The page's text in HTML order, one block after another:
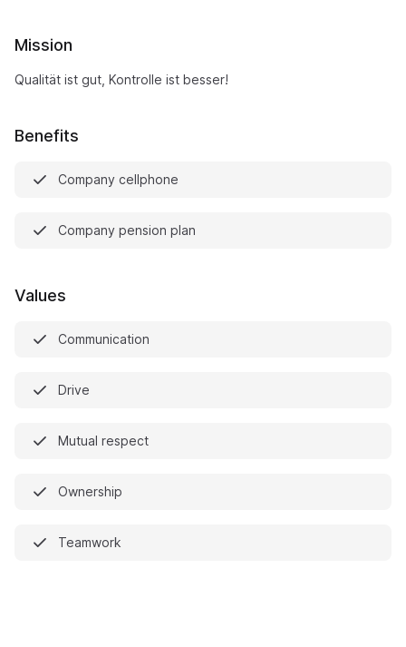
Mission
Qualität ist gut, Kontrolle ist besser!
Benefits
Company cellphone
Company pension plan
Values
Communication
Drive
Mutual respect
Ownership
Teamwork